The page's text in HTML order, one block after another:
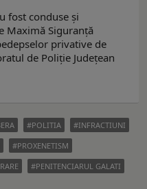
fost conduse și
Maximă Siguranță
privative de
de Poliţie Judeţean
POLITIA
INFRACTIUNI
PROXENETISM
PENITENCIARUL GALATI